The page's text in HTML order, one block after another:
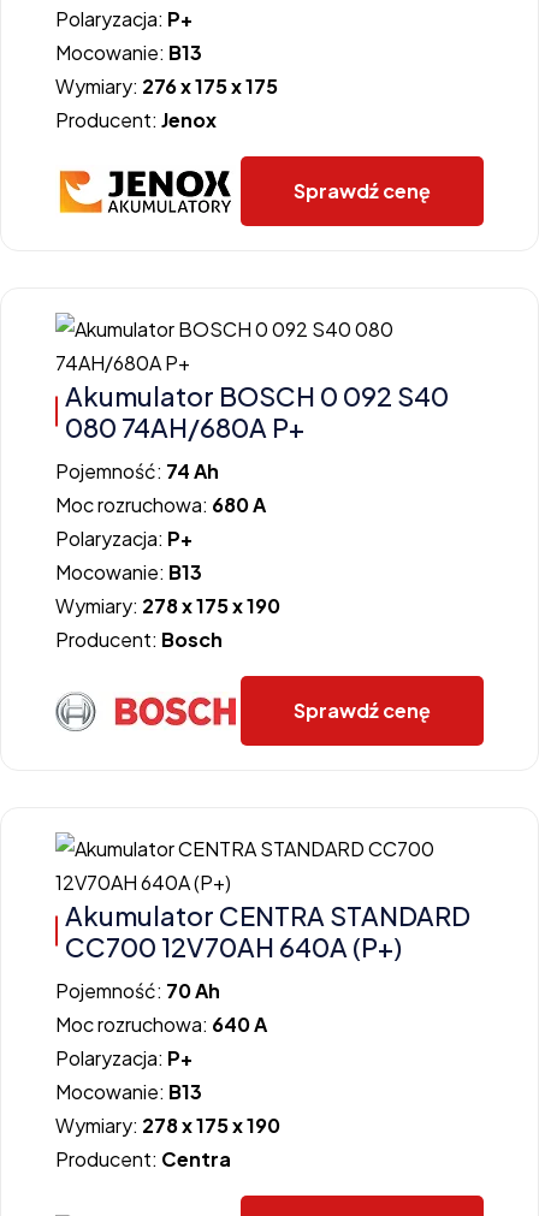
Polaryzacja: P+
Mocowanie: B13
Wymiary: 276 x 175 x 175
Producent: Jenox
Sprawdź cenę
Akumulator BOSCH 0 092 S40
080 74AH/680A P+
Pojemność: 74 Ah
Moc rozruchowa: 680 A
Polaryzacja: P+
Mocowanie: B13
Wymiary: 278 x 175 x 190
Producent: Bosch
Sprawdź cenę
Akumulator CENTRA STANDARD
CC700 12V70AH 640A (P+)
Pojemność: 70 Ah
Moc rozruchowa: 640 A
Polaryzacja: P+
Mocowanie: B13
Wymiary: 278 x 175 x 190
Producent: Centra